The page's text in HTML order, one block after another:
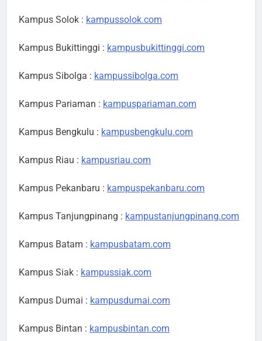
Kampus Solok : kampussolok.com
Kampus Bukittinggi : kampusbukittinggi.com
Kampus Sibolga : kampussibolga.com
Kampus Pariaman : kampuspariaman.com
Kampus Bengkulu : kampusbengkulu.com
Kampus Riau : kampusriau.com
Kampus Pekanbaru : kampuspekanbaru.com
Kampus Tanjungpinang : kampustanjungpinang.com
Kampus Batam : kampusbatam.com
Kampus Siak : kampussiak.com
Kampus Dumai : kampusdumai.com
Kampus Bintan : kampusbintan.com